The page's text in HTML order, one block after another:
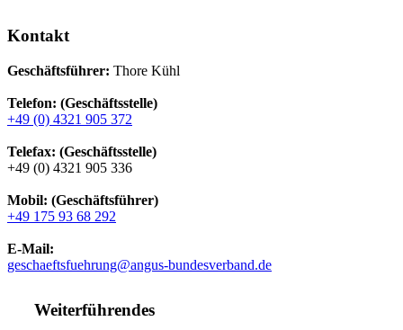
Kontakt
Geschäftsführer: Thore Kühl
Telefon: (Geschäftsstelle)
+49 (0) 4321 905 372
Telefax: (Geschäftsstelle)
+49 (0) 4321 905 336
Mobil: (Geschäftsführer)
+49 175 93 68 292
E-Mail:
geschaeftsfuehrung@angus-bundesverband.de
Weiterführendes